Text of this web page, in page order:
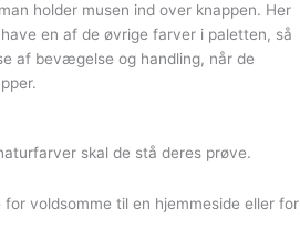
holder musen ind over knappen. Her
en af de øvrige farver i paletten, så
af bevægelse og handling, når de
skal de stå deres prøve.
voldsomme til en hjemmeside eller for